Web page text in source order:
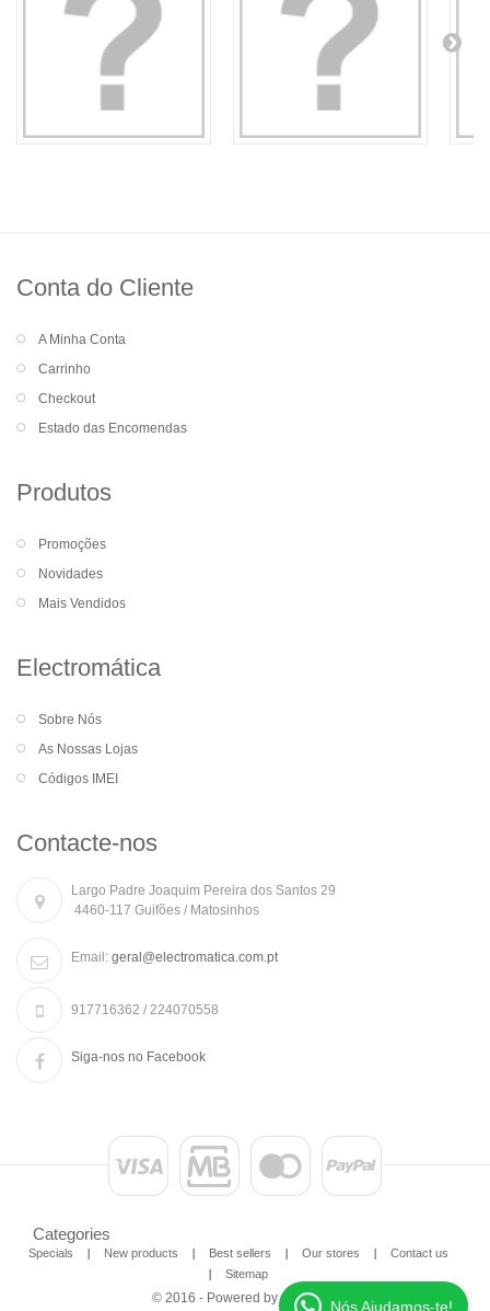
Conta do Cliente
A Minha Conta
Carrinho
Checkout
Estado das Encomendas
Produtos
Promoções
Novidades
Mais Vendidos
Electromática
Sobre Nós
As Nossas Lojas
Códigos IMEI
Contacte-nos
Largo Padre Joaquim Pereira dos Santos 29
4460-117 Guifões / Matosinhos
Email: geral@electromatica.com.pt
917716362 / 224070558
Siga-nos no Facebook
Categories
Specials New products Best sellers Our stores
Contact us
Sitemap
© 2016 - Powered by100site.ptNós Ajudamos-te!